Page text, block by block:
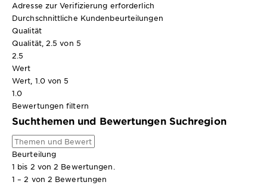
Adresse zur Verifizierung erforderlich
Durchschnittliche Kundenbeurteilungen
Qualität
Qualität, 2.5 von 5
2.5
Wert
Wert, 1.0 von 5
1.0
Bewertungen filtern
Suchthemen und Bewertungen Suchregion
Beurteilung
1 bis 2 von 2 Bewertungen.
1 – 2 von 2 Bewertungen